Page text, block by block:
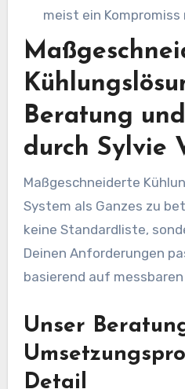
meist ein Kompromiss
Beratung
durch Sylvie
Maßgeschneiderte
System als Ganzes zu
keine Standardliste,
Deinen Anforderungen
basierend auf
Unser
Detail